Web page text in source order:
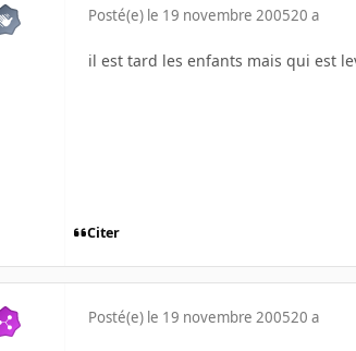
Posté(e) le 19 novembre 200520 a
il est tard les enfants mais qui est
Citer
Posté(e) le 19 novembre 200520 a